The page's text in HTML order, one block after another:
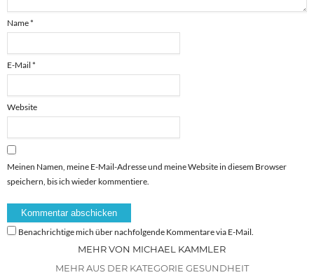
Name*
E-Mail *
Website
Meinen Namen, meine E-Mail-Adresse und meine Website in diesem Browser
speichern, bis ich wieder kommentiere.
Benachrichtige mich über nachfolgende Kommentare via E-Mail.
MEHR VON MICHAEL KAMMLER
MEHR AUS DER KATEGORIE GESUNDHEIT